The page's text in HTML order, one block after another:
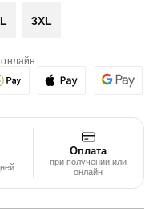
3XL
Оплата
при получении или
онлайн